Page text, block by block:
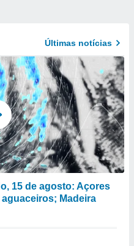
Últimas notícias
15 de agosto: Açores
Madeira